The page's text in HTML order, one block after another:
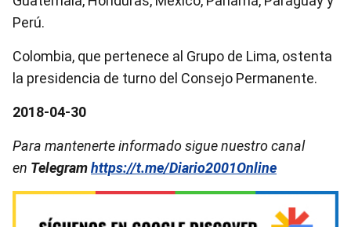
Perú.
Colombia, que pertenece al Grupo de Lima, ostenta
la presidencia de turno del Consejo Permanente.
2018-04-30
Para mantenerte informado sigue nuestro canal
en Telegramhttps://t.me/Diario2001Online